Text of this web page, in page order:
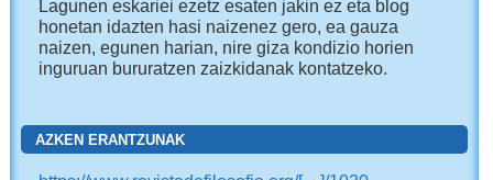
Lagunen eskariei ezetz esaten jakin ez eta blog
honetan idazten hasi naizenez gero, ea gauza
naizen, egunen harian, nire giza kondizio horien
inguruan bururatzen zaizkidanak kontatzeko.
AZKEN ERANTZUNAK